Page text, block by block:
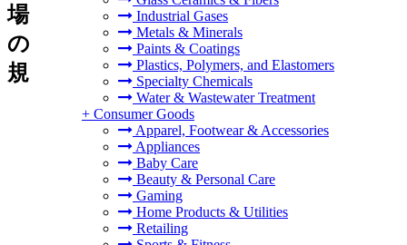
Industrial Gases
Metals & Minerals
Paints & Coatings
Plastics, Polymers, and Elastomers
Specialty Chemicals
Water & Wastewater Treatment
+ Consumer Goods
Apparel, Footwear & Accessories
Appliances
Baby Care
Beauty & Personal Care
Gaming
Home Products & Utilities
Retailing
場
の
規